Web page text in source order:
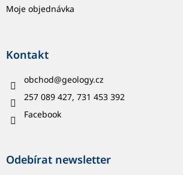
Moje objednávka
Kontakt
obchod@geology.cz
257 089 427, 731 453 392
Facebook
Odebírat newsletter